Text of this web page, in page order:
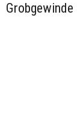
Grobgewinde